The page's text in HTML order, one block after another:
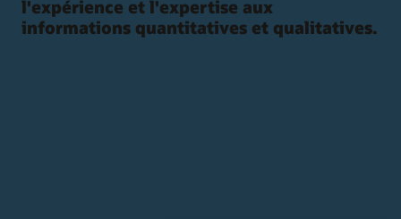
l'expérience et l'expertise aux
informations quantitatives et qualitatives.